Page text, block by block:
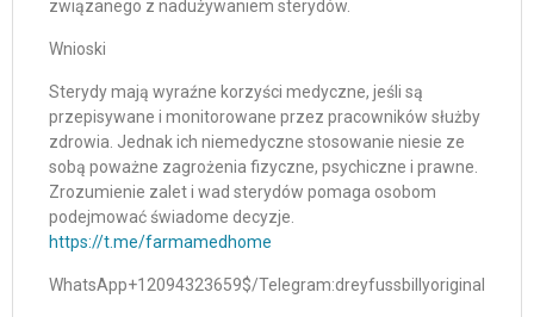
związanego z nadużywaniem sterydów.
Wnioski
Sterydy mają wyraźne korzyści medyczne, jeśli są
przepisywane i monitorowane przez pracowników służby
zdrowia. Jednak ich niemedyczne stosowanie niesie ze
sobą poważne zagrożenia fizyczne, psychiczne i prawne.
Zrozumienie zalet i wad sterydów pomaga osobom
podejmować świadome decyzje.
https://t.me/farmamedhome
WhatsApp+12094323659$/Telegram:dreyfussbillyoriginal